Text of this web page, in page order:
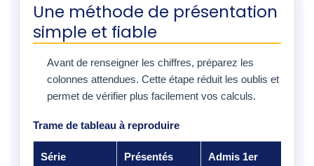
Une méthode de présentation
simple et fiable
Avant de renseigner les chiffres, préparez les
colonnes attendues. Cette étape réduit les oublis et
permet de vérifier plus facilement vos calculs.
Trame de tableau à reproduire
Série Présentés
Admis 1er